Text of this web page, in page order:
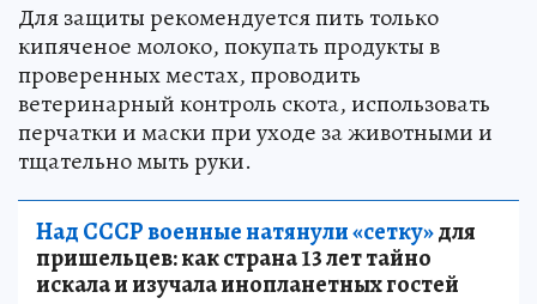
Для защиты рекомендуется пить только
кипяченое молоко, покупать продукты в
проверенных местах, проводить
ветеринарный контроль скота, использовать
перчатки и маски при уходе за животными и
тщательно мыть руки.
Над СССР военные натянули «сетку»для
пришельцев: как страна 13 лет тайно
искала и изучала инопланетных гостей